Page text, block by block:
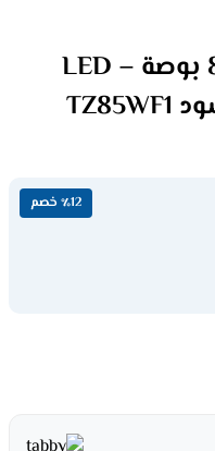
شاشة سمارت تليزون 85 بوصة LED –
٪12 خصم